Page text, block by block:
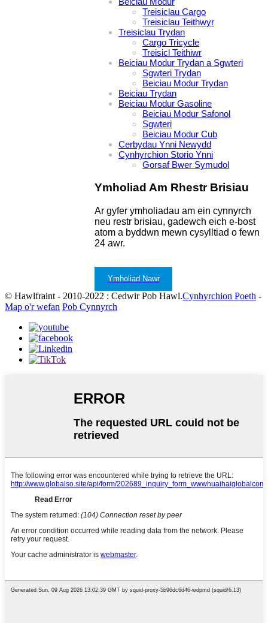
Treisiclau Cargo
Treisiclau Teithwyr
Treisiclau Trydan
Cargo Tricycle
Treisicl Teithiwr
Beiciau Modur Trydan a Sgwteri
Sgwteri Trydan
Beiciau Modur Trydan
Beiciau Trydan
Beiciau Modur Gasoline
Beiciau Modur Safonol
Sgwteri
Beiciau Modur Cub
Cerbydau Ynni Newydd
Cynhyrchion Storio Ynni
Gorsaf Bwer Symudol
Ymholiad Am Rhestr Brisiau
Ar gyfer ymholiadau am ein cynnyrch
neu restr brisiau, gadewch eich e-bost
atom a byddwn mewn cysylltiad o fewn
24 awr.
Ymholiad Nawr
© Hawlfraint - 2010-2022 : Cedwir Pob Hawl.Cynhyrchion Poeth -
Map o'r wefan Pob Cynnyrch